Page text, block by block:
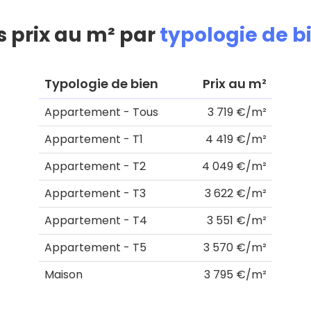
prix au m² partypologie de
Typologie de bien Prix au m²
Appartement - Tous
3 719 €/m²
Appartement - T1
4 419 €/m²
Appartement - T2
4 049 €/m²
Appartement - T3
3 622 €/m²
Appartement - T4
3 551 €/m²
Appartement - T5
3 570 €/m²
Maison
3 795 €/m²